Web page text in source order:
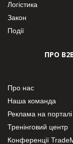
Логістика
Закон
Події
ПРО
Про нас
Наша команда
Реклама на порталі
Тренінговий центр
Конференції